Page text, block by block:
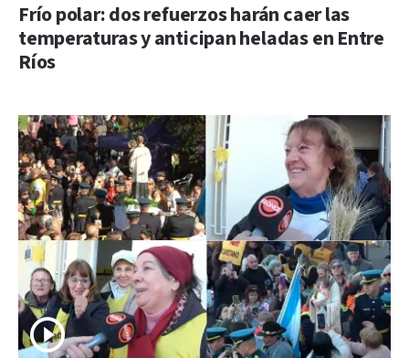
Frío polar: dos refuerzos harán caer las
temperaturas y anticipan heladas en Entre
Ríos